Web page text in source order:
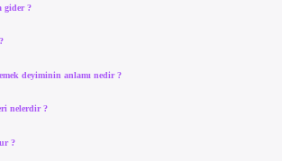
gider ?
deyiminin anlamı nedir ?
nelerdir ?
?